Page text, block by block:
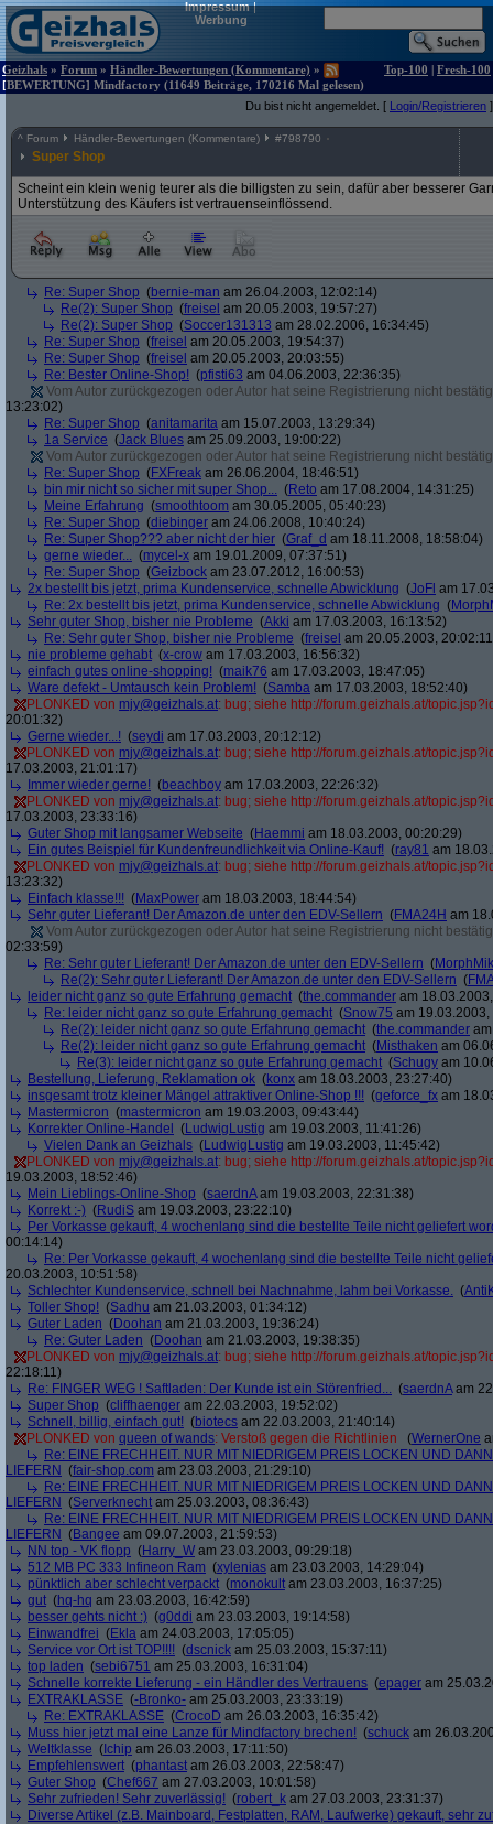
Impressum|
Werbung
Geizhals » Forum » Händler-Bewertungen (Kommentare) »
[BEWERTUNG] Mindfactory (11649 Beiträge, 170216 Mal gelesen)
Top-100 | Fresh-100
Du bist nicht angemeldet. [ Login/Registrieren ]
^ Forum Händler-Bewertungen (Kommentare) #798790
Super Shop
Scheint ein klein wenig teurer als die billigsten zu sein, dafür aber besserer
Unterstützung des Käufers ist vertrauenseinflössend.
Re: Super Shop (bernie-man am 26.04.2003, 12:02:14)
Re(2): Super Shop (freisel am 20.05.2003, 19:57:27)
Re(2): Super Shop (Soccer131313 am 28.02.2006, 16:34:45)
Re: Super Shop (freisel am 20.05.2003, 19:54:37)
Re: Super Shop (freisel am 20.05.2003, 20:03:55)
Re: Bester Online-Shop! (pfisti63 am 04.06.2003, 22:36:35)
Vom Autor zurückgezogen oder Autor hat seine Registrierung nicht
13:23:02)
Re: Super Shop (anitamarita am 15.07.2003, 13:29:34)
1a Service (Jack Blues am 25.09.2003, 19:00:22)
Vom Autor zurückgezogen oder Autor hat seine Registrierung nicht
Re: Super Shop (FXFreak am 26.06.2004, 18:46:51)
bin mir nicht so sicher mit super Shop... (Reto am 17.08.2004, 14:31:25)
Meine Erfahrung (smoothtoom am 30.05.2005, 05:40:23)
Re: Super Shop (diebinger am 24.06.2008, 10:40:24)
Re: Super Shop??? aber nicht der hier (Graf_d am 18.11.2008, 18:58:04)
gerne wieder... (mycel-x am 19.01.2009, 07:37:51)
Re: Super Shop (Geizbock am 23.07.2012, 16:00:53)
2x bestellt bis jetzt, prima Kundenservice, schnelle Abwicklung (JoFl am
Re: 2x bestellt bis jetzt, prima Kundenservice, schnelle Abwicklung (
Sehr guter Shop, bisher nie Probleme (Akki am 17.03.2003, 16:13:52)
Re: Sehr guter Shop, bisher nie Probleme (freisel am 20.05.2003,
nie probleme gehabt (x-crow am 17.03.2003, 16:56:32)
einfach gutes online-shopping! (maik76 am 17.03.2003, 18:47:05)
Ware defekt - Umtausch kein Problem! (Samba am 17.03.2003, 18:52:40)
PLONKED von mjy@geizhals.at: bug; siehe http://forum.geizhals.at/
20:01:32)
Gerne wieder...! (seydi am 17.03.2003, 20:12:12)
PLONKED von mjy@geizhals.at: bug; siehe http://forum.geizhals.at/
17.03.2003, 21:01:17)
Immer wieder gerne! (beachboy am 17.03.2003, 22:26:32)
PLONKED von mjy@geizhals.at: bug; siehe http://forum.geizhals.at/
17.03.2003, 23:33:16)
Guter Shop mit langsamer Webseite (Haemmi am 18.03.2003, 00:20:29)
Ein gutes Beispiel für Kundenfreundlichkeit via Online-Kauf! (ray81 am
PLONKED von mjy@geizhals.at: bug; siehe http://forum.geizhals.at/
13:23:32)
Einfach klasse!!! (MaxPower am 18.03.2003, 18:44:54)
Sehr guter Lieferant! Der Amazon.de unter den EDV-Sellern (FMA24H am
Vom Autor zurückgezogen oder Autor hat seine Registrierung nicht
02:33:59)
Re: Sehr guter Lieferant! Der Amazon.de unter den EDV-Sellern (
Re(2): Sehr guter Lieferant! Der Amazon.de unter den EDV-Sellern (
leider nicht ganz so gute Erfahrung gemacht (the.commander am
Re: leider nicht ganz so gute Erfahrung gemacht (Snow75 am
Re(2): leider nicht ganz so gute Erfahrung gemacht (the.commander
Re(2): leider nicht ganz so gute Erfahrung gemacht (Misthaken am
Re(3): leider nicht ganz so gute Erfahrung gemacht (Schugy am
Bestellung, Lieferung, Reklamation ok (konx am 18.03.2003, 23:27:40)
insgesamt trotz kleiner Mängel attraktiver Online-Shop !!! (geforce_fx am
Mastermicron (mastermicron am 19.03.2003, 09:43:44)
Korrekter Online-Handel
(LudwigLustig am 19.03.2003, 11:41:26)
Vielen Dank an Geizhals (LudwigLustig am 19.03.2003, 11:45:42)
PLONKED von mjy@geizhals.at: bug; siehe http://forum.geizhals.at/
19.03.2003, 18:52:46)
Mein Lieblings-Online-Shop (saerdnAam 19.03.2003, 22:31:38)
Korrekt :-) (RudiS am 19.03.2003, 23:22:10)
Per Vorkasse gekauft, 4 wochenlang sind die bestellte Teile nicht geliefert
00:14:14)
Re: Per Vorkasse gekauft, 4 wochenlang sind die bestellte Teile nicht
20.03.2003, 10:51:58)
Schlechter Kundenservice, schnell bei Nachnahme, lahm bei Vorkasse. (
Toller Shop! (Sadhu am 21.03.2003, 01:34:12)
Guter Laden (Doohan am 21.03.2003, 19:36:24)
Re: Guter Laden (Doohan am 21.03.2003, 19:38:35)
PLONKED von mjy@geizhals.at: bug; siehe http://forum.geizhals.at/
22:18:11)
Re: FINGER WEG ! Saftladen: Der Kunde ist ein Störenfried... (saerdnAam
Super Shop (cliffhaenger am 22.03.2003, 19:52:02)
Schnell, billig, einfach gut! (biotecs am 22.03.2003, 21:40:14)
PLONKED von queen of wands: Verstoß gegen die Richtlinien (WernerOne
Re: EINE FRECHHEIT. NUR MIT NIEDRIGEM PREIS LOCKEN UND
LIEFERN (fair-shop.com am 23.03.2003, 21:29:10)
Re: EINE FRECHHEIT. NUR MIT NIEDRIGEM PREIS LOCKEN UND
LIEFERN (Serverknecht am 25.03.2003, 08:36:43)
Re: EINE FRECHHEIT. NUR MIT NIEDRIGEM PREIS LOCKEN UND
LIEFERN (Bangee am 09.07.2003, 21:59:53)
NN top - VK flopp (Harry_W am 23.03.2003, 09:29:18)
512 MB PC 333 Infineon Ram (xylenias am 23.03.2003, 14:29:04)
pünktlich aber schlecht verpackt (monokult am 23.03.2003, 16:37:25)
gut (hq-hq am 23.03.2003, 16:42:59)
besser gehts nicht :) (g0ddi am 23.03.2003, 19:14:58)
Einwandfrei (Ekla am 24.03.2003, 17:05:05)
Service vor Ort ist TOP!!!! (dscnick am 25.03.2003, 15:37:11)
top laden (sebi6751 am 25.03.2003, 16:31:04)
Schnelle korrekte Lieferung - ein Händler des Vertrauens (epager am
EXTRAKLASSE (-Bronko- am 25.03.2003, 23:33:19)
Re: EXTRAKLASSE (CrocoD am 26.03.2003, 16:35:42)
Muss hier jetzt mal eine Lanze für Mindfactory brechen! (schuck am
Weltklasse ( Ichip am 26.03.2003, 17:11:50)
Empfehlenswert (phantast am 26.03.2003, 22:58:47)
Guter Shop (Chef667 am 27.03.2003, 10:01:58)
Sehr zufrieden! Sehr zuverlässig! (robert_k am 27.03.2003, 23:31:37)
Diverse Artikel (z.B. Mainboard, Festplatten, RAM, Laufwerke) gekauft, sehr